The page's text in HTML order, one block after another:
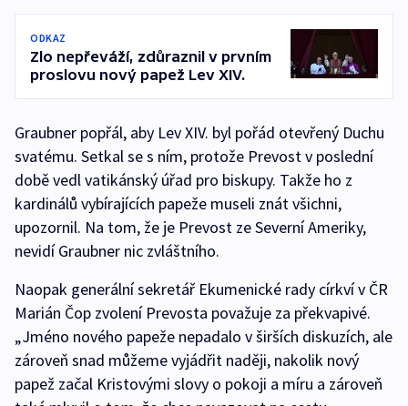
ODKAZ
Zlo nepřeváží, zdůraznil v prvním
proslovu nový papež Lev XIV.
Graubner popřál, aby Lev XIV. byl pořád otevřený Duchu
svatému. Setkal se s ním, protože Prevost v poslední
době vedl vatikánský úřad pro biskupy. Takže ho z
kardinálů vybírajících papeže museli znát všichni,
upozornil. Na tom, že je Prevost ze Severní Ameriky,
nevidí Graubner nic zvláštního.
Naopak generální sekretář Ekumenické rady církví v ČR
Marián Čop zvolení Prevosta považuje za překvapivé.
„Jméno nového papeže nepadalo v širších diskuzích, ale
zároveň snad můžeme vyjádřit naději, nakolik nový
papež začal Kristovými slovy o pokoji a míru a zároveň